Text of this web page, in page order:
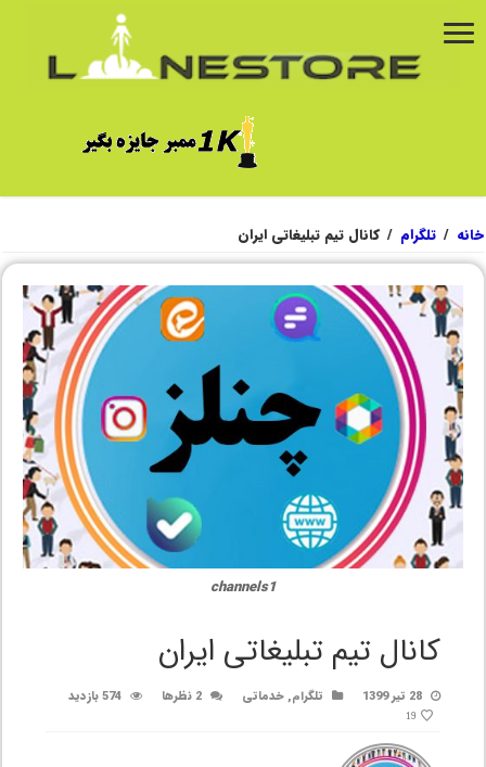
خانه / تلگرام / کانال تیم تبلیغاتی ایران
channels1
کانال تیم تبلیغاتی ایران
28 تیر 1399 تلگرام,خدماتی 2 نظرها 574 بازدید
19